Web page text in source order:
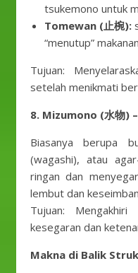
tsukemono untuk
Tomewan (止椀):
“menutup”
Tujuan:
setelah menikmati
8. Mizumono (水物)
Biasanya berupa
(wagashi), atau
ringan dan
lembut dan
Tujuan: Mengakhiri
kesegaran dan
Makna di Balik